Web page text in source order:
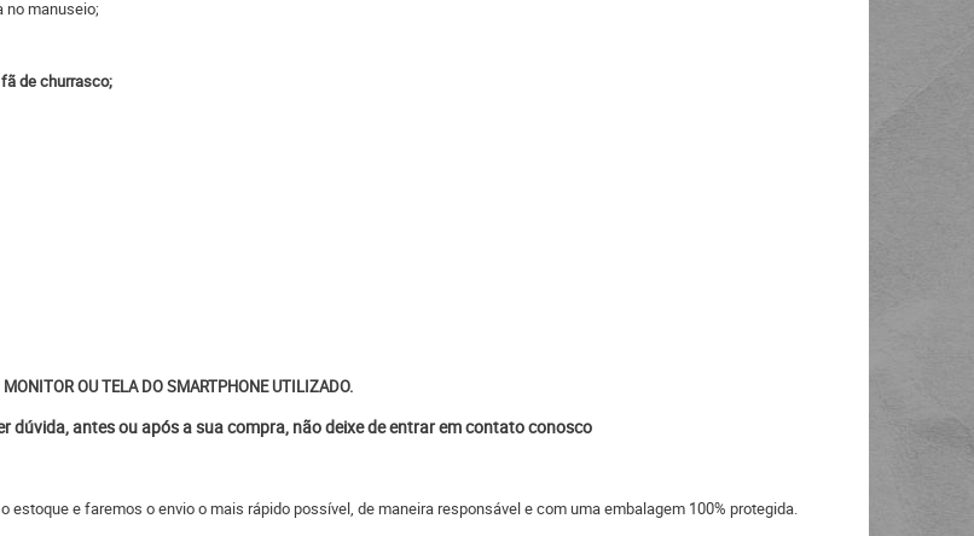
no manuseio;
de churrasco;
OU TELA DO SMARTPHONE UTILIZADO.
antes ou após a sua compra, não deixe de entrar em contato conosco
e faremos o envio o mais rápido possível, de maneira responsável e com uma embalagem 100% protegida.